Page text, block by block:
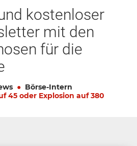
kostenloser
mit den
für die
Börse-Intern
45 oder Explosion auf 380